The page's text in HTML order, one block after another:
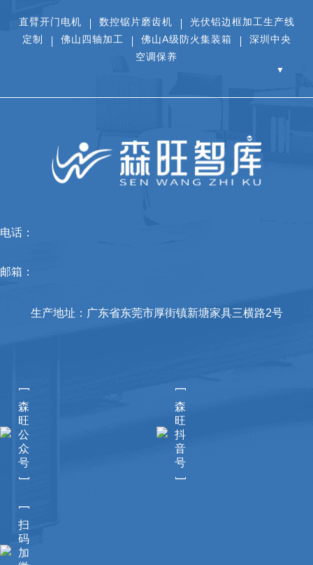
直臂开门电机 数控锯片磨齿机
光伏铝边框加工生产线
定制
佛山四轴加工 佛山A级防火集装箱
深圳中央
空调保养
▼
电话：
邮箱：
生产地址：广东省东莞市厚街镇新塘家具三横路2号
[
森
旺
公
众
号
]
[
森
旺
抖
音
号
]
[
扫
码
加